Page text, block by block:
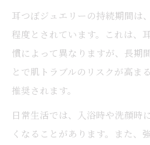
耳つぼジュエリーの持続期間は
程度とされています。これは、
慣によって異なりますが、長期
とで肌トラブルのリスクが高ま
推奨されます。
日常生活では、入浴時や洗顔時
くなることがあります。また、